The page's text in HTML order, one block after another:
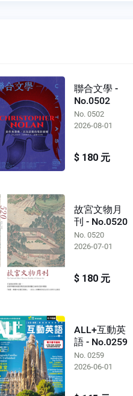
聯合文學 -
No.0502
No. 0502
2026-08-01
$ 180 元
故宮文物月
刊 - No.0520
No. 0520
2026-07-01
$ 180 元
ALL+互動英
語 - No.0259
No. 0259
2026-06-01